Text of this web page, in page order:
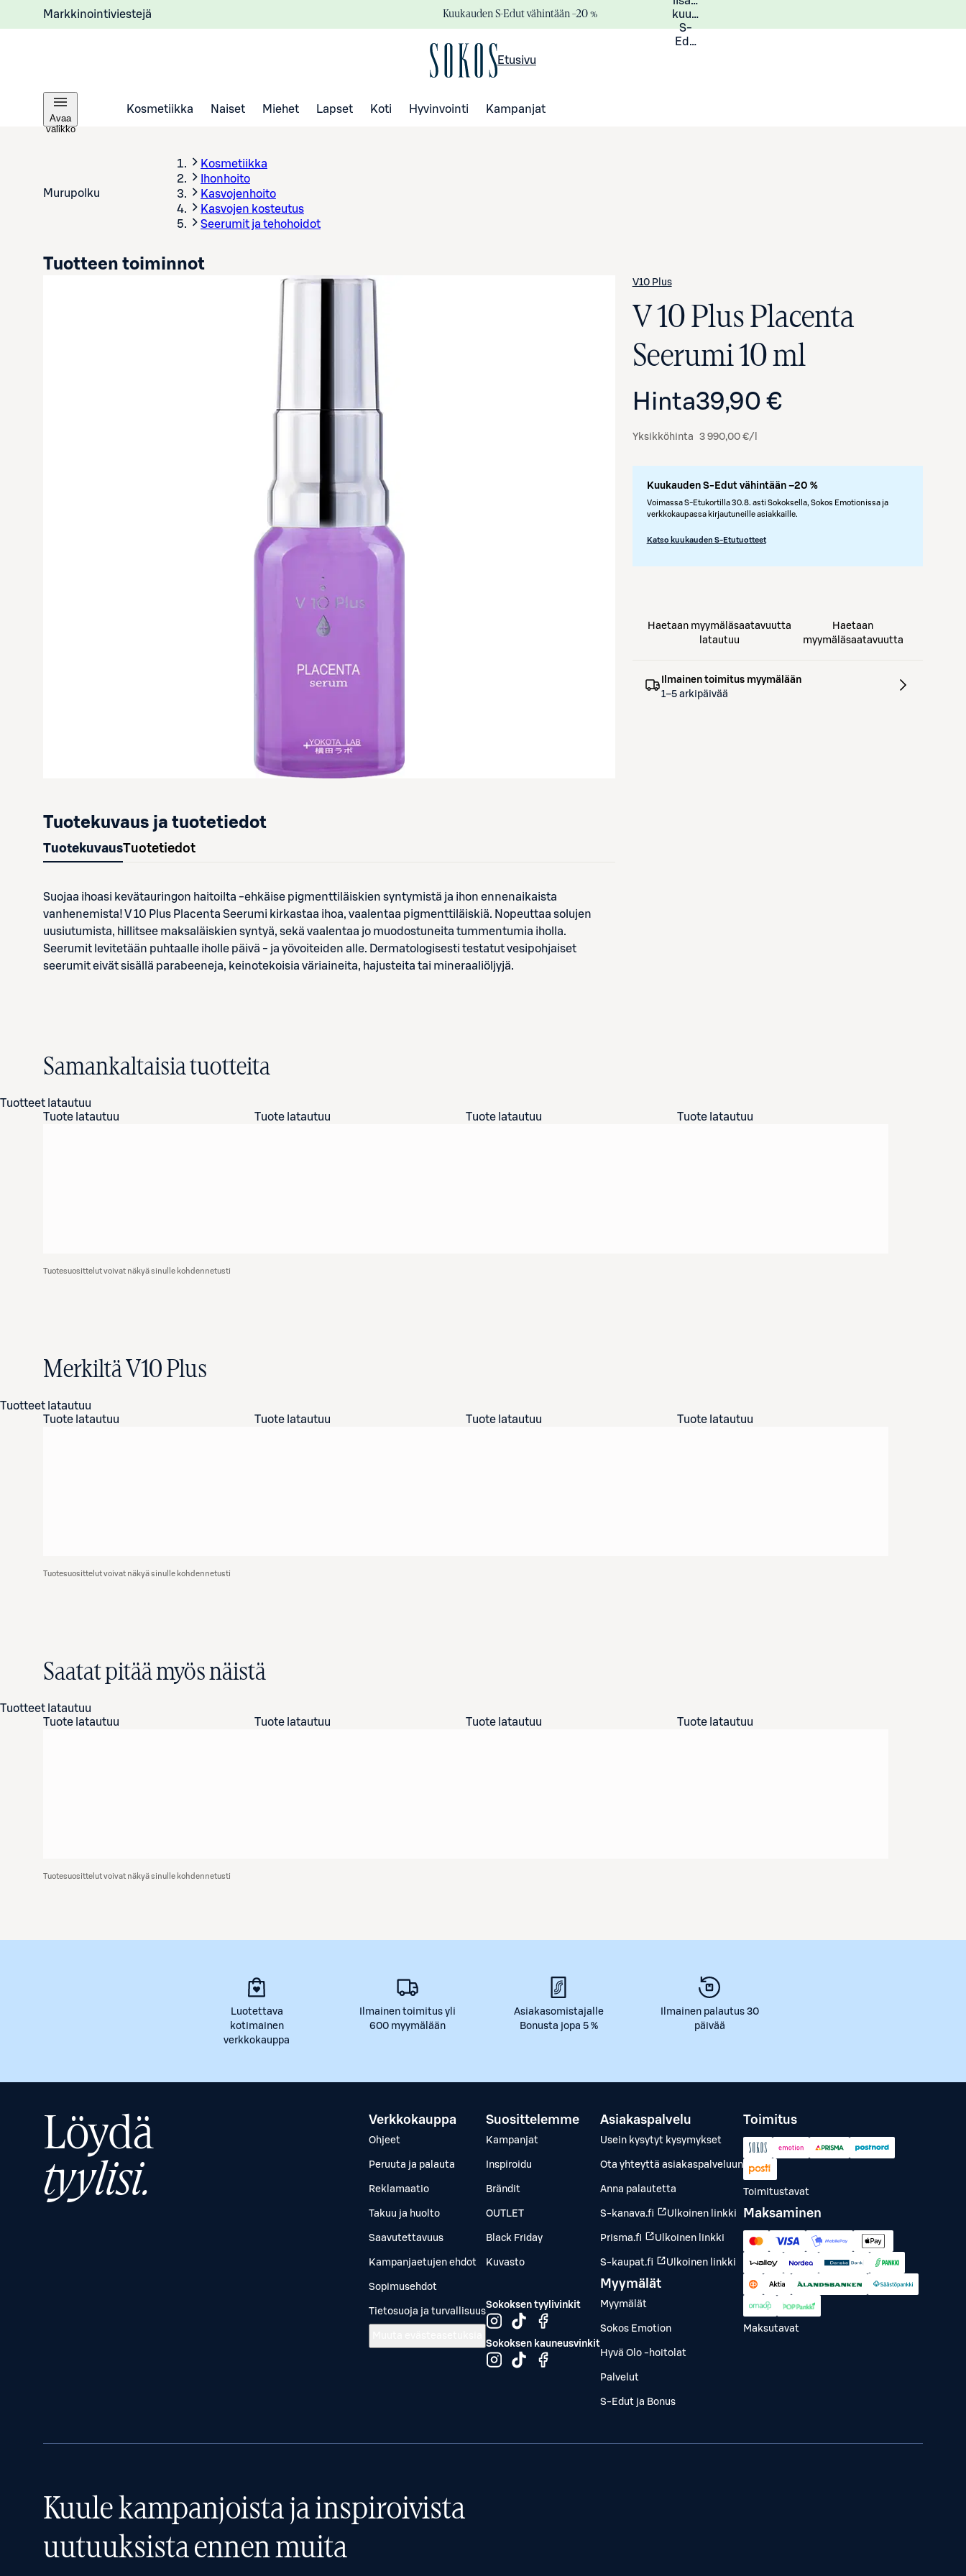
Markkinointiviestejä Kuukauden S-Edut vähintään –20 %
kuukauden
S-
Eduista
Etusivu
Avaa
valikko
Kosmetiikka Naiset Miehet Lapset Koti Hyvinvointi Kampanjat
Murupolku
Kosmetiikka
Ihonhoito
Kasvojenhoito
Kasvojen kosteutus
Seerumit ja tehohoidot
Avaa tuotekuva suurennettuna
V10 Plus
V 10 Plus Placenta
Seerumi 10 ml
Hinta39,90 €
Yksikköhinta 3 990,00 €/l
Kuukauden S-Edut vähintään –20 %
Voimassa S-Etukortilla 30.8. asti Sokoksella, Sokos Emotionissa ja
verkkokaupassa kirjautuneille asiakkaille.
Katso kuukauden S-Etutuotteet
Tuotteen toiminnot
Haetaan myymäläsaatavuutta
latautuu
Haetaan
myymäläsaatavuutta
Ilmainen toimitus myymälään
1–5 arkipäivää
Tuotekuvaus ja tuotetiedot
TuotekuvausTuotetiedot
Suojaa ihoasi kevätauringon haitoilta -ehkäise pigmenttiläiskien syntymistä ja ihon ennenaikaista
vanhenemista! V 10 Plus Placenta Seerumi kirkastaa ihoa, vaalentaa pigmenttiläiskiä. Nopeuttaa solujen
uusiutumista, hillitsee maksaläiskien syntyä, sekä vaalentaa jo muodostuneita tummentumia iholla.
Seerumit levitetään puhtaalle iholle päivä - ja yövoiteiden alle. Dermatologisesti testatut vesipohjaiset
seerumit eivät sisällä parabeeneja, keinotekoisia väriaineita, hajusteita tai mineraaliöljyjä.
Samankaltaisia tuotteita
Tuotteet latautuu
Tuote latautuu
Tuote latautuu Tuote latautuu Tuote latautuu
Tuotesuosittelut voivat näkyä sinulle kohdennetusti
Merkiltä V10 Plus
Tuotteet latautuu
Tuote latautuu
Tuote latautuu Tuote latautuu Tuote latautuu
Tuotesuosittelut voivat näkyä sinulle kohdennetusti
Saatat pitää myös näistä
Tuotteet latautuu
Tuote latautuu
Tuote latautuu Tuote latautuu Tuote latautuu
Tuotesuosittelut voivat näkyä sinulle kohdennetusti
Luotettava
kotimainen
verkkokauppa
Ilmainen toimitus yli
600 myymälään
Asiakasomistajalle
Bonusta jopa 5 %
Ilmainen palautus 30
päivää
Löydä
tyylisi.
Verkkokauppa
Ohjeet
Peruuta ja palauta
Reklamaatio
Takuu ja huolto
Saavutettavuus
Kampanjaetujen ehdot
Sopimusehdot
Tietosuoja ja turvallisuus
Suosittelemme
Kampanjat
Inspiroidu
Brändit
OUTLET
Black Friday
Kuvasto
Sokoksen tyylivinkit
Sokoksen kauneusvinkit
Asiakaspalvelu
Usein kysytyt kysymykset
Ota yhteyttä asiakaspalveluun
Anna palautetta
S-kanava.fi Ulkoinen linkki
Prisma.fi Ulkoinen linkki
S-kaupat.fi Ulkoinen linkki
Myymälät
Myymälät
Sokos Emotion
Hyvä Olo -hoitolat
Palvelut
S-Edut ja Bonus
Toimitus
Toimitustavat
Maksaminen
Maksutavat
Kuule kampanjoista ja inspiroivista
uutuuksista ennen muita